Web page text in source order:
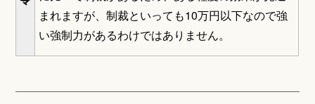
まれますが、制裁といっても10万円以下なので強
い強制力があるわけではありません。